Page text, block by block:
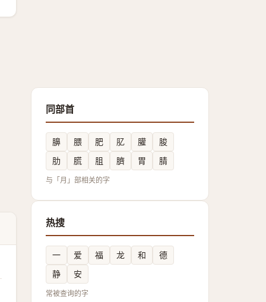
同部首
䑄 腲 肥 肊 䑏
脧
肋
䐠 䏣 臍 胃 腈
与「月」部相关的字
热搜
一 爱 福 龙 和
德
静
安
常被查询的字